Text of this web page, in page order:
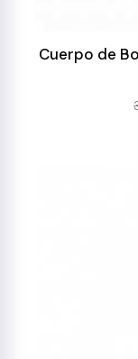
Cuerpo de